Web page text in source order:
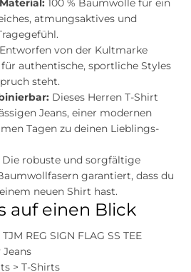
100 % Baumwolle für ein
atmungsaktives und
Entworfen von der Kultmarke
authentische, sportliche Styles
steht.
Dieses Herren T-Shirt
Jeans, einer modernen
Tagen zu deinen Lieblings-
Die robuste und sorgfältige
garantiert, dass du
neuen Shirt hast.
auf einen Blick
TJM REG SIGN FLAG SS TEE
> T-Shirts